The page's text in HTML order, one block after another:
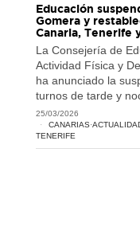
Educación
Gomera y
Canaria, Tenerife
La Consejería de
Actividad Física y
ha anunciado la
turnos de tarde y
25/03/2026
CANARIAS·
TENERIFE